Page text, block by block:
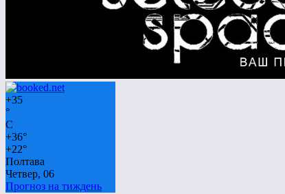
+35
°
C
+36°
+22°
Полтава
Четвер, 06
Прогноз на тиждень